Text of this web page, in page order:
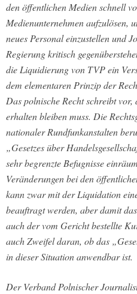
den öffentlichen Medien schnell
Medienunternehmen aufzulösen,
neues Personal einzustellen und
Regierung kritisch
die Liquidierung von TVP ein
dem elementaren Prinzip der
Das polnische Recht schreibt
erhalten bleiben muss. Die
nationaler Rundfunkanstalten
„Gesetzes über
sehr begrenzte Befugnisse
Veränderungen bei den
kann zwar mit der Liquidation
beauftragt werden, aber damit
auch der vom Gericht bestellte
auch Zweifel daran, ob das
in dieser Situation anwendbar ist.
Der Verband Polnischer